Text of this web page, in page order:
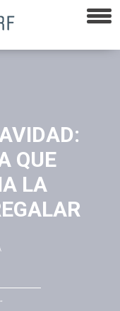
QUE
LA